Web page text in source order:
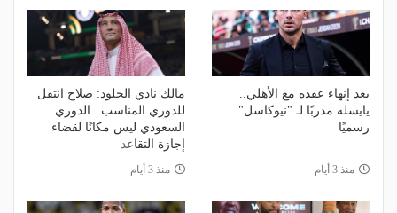
بعد إنهاء عقده مع الأهلي..
يايسله مدربًا لـ "نيوكاسل"
رسميًا
منذ 3 أيام
مالك نادي الخلود: صلاح انتقل
للدوري المناسب.. الدوري
السعودي ليس مكانًا لقضاء
إجازة التقاعد
منذ 3 أيام